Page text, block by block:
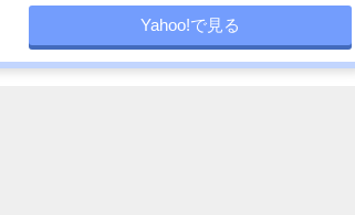
Yahoo!で見る